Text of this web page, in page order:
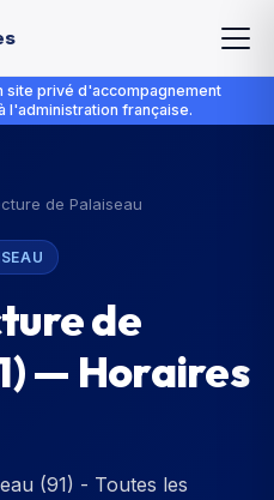
site privé d'accompagnement
l'administration française.
de Palaiseau
de
) — Horaires
(91) - Toutes les